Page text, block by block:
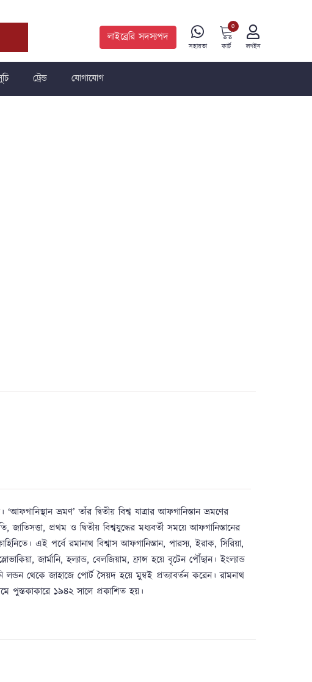
লাইব্রেরি সদস্যপদ
সহায়তা কার্ট
0
লগইন
ট্রেন্ড যোগাযোগ
ভ্রমণ’ তাঁর দ্বিতীয় বিশ্ব যাত্রার আফগানিস্তান ভ্রমণের
প্রথম ও দ্বিতীয় বিশ্বযুদ্ধের মধ্যবর্তী সময়ে আফগানিস্তানের
এই পর্বে রমানাথ বিশ্বাস আফগানিস্তান, পারস্য, ইরাক, সিরিয়া,
জার্মানি, হল্যান্ড, বেলজিয়াম, ফ্রান্স হয়ে বৃটেন পৌঁছান। ইংল্যান্ড
থেকে জাহাজে পোর্ট সৈয়দ হয়ে মুম্বই প্রত্যাবর্তন করেন। রামনাথ
পুস্তকাকারে ১৯৪২ সালে প্রকাশিত হয়।